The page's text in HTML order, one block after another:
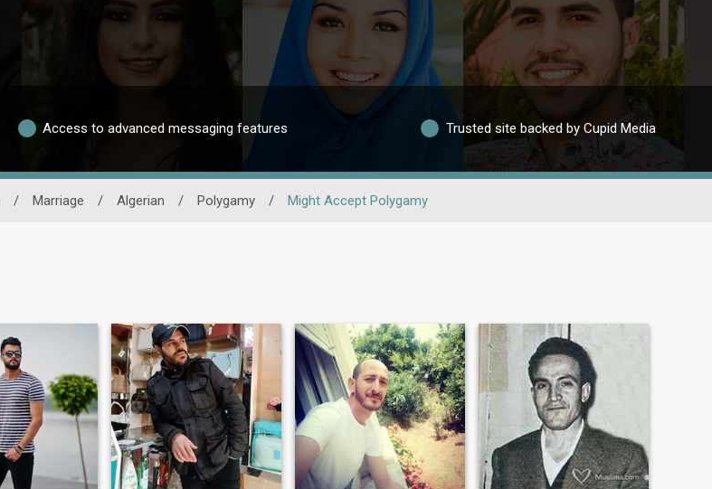
Access to advanced messaging features Trusted site backed by Cupid Media
/ Marriage / Algerian / Polygamy / Might Accept Polygamy